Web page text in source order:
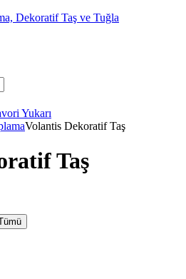
Yukarı
Volantis Dekoratif Taş
Taş